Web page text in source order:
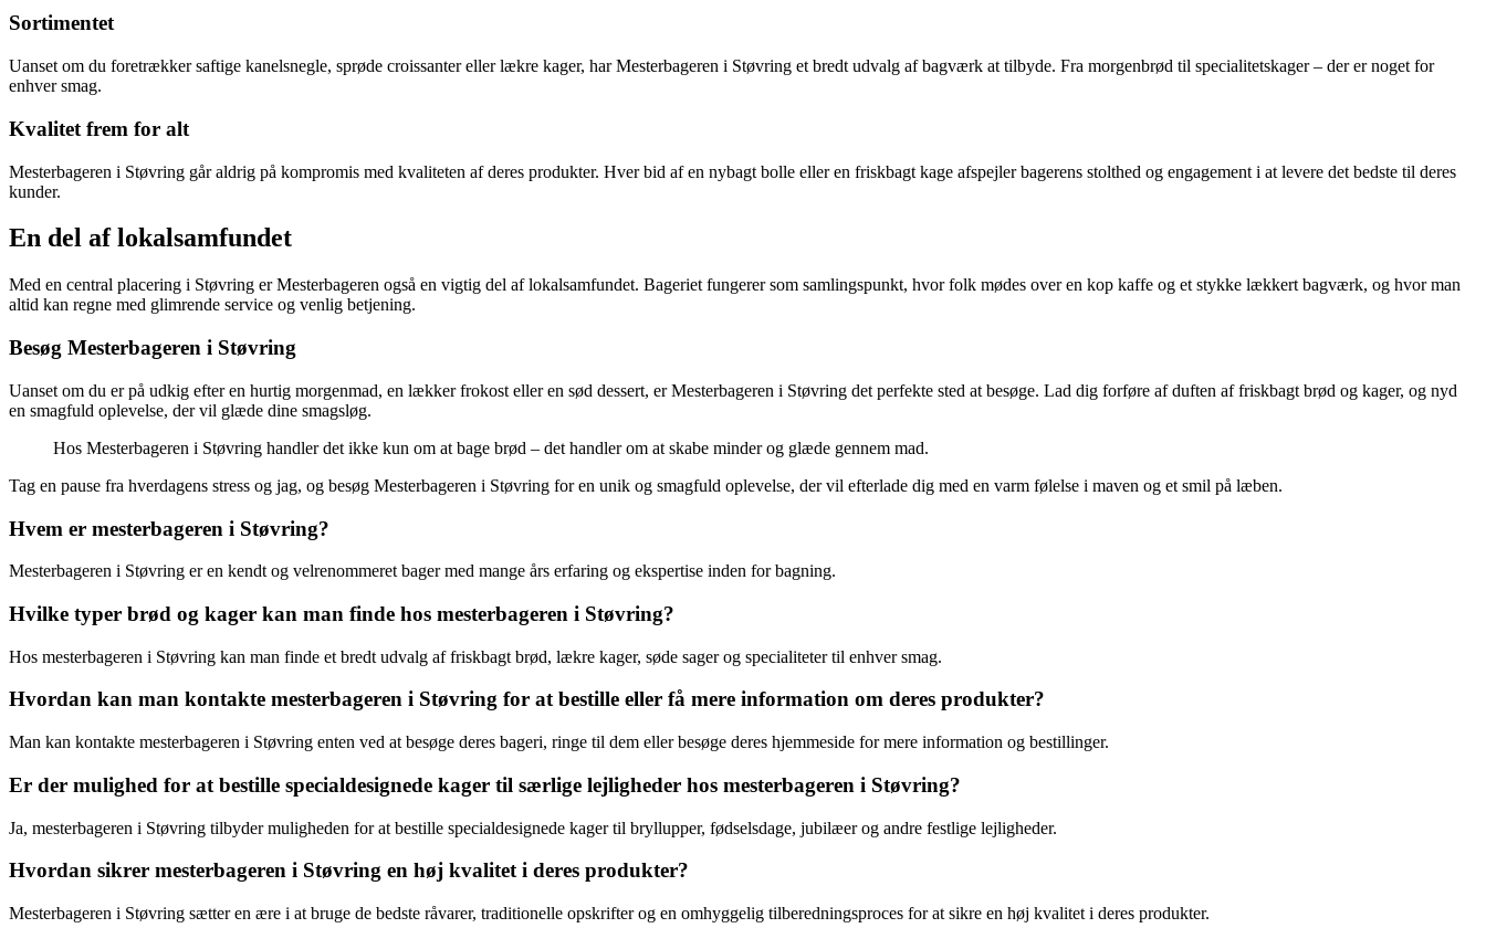
Sortimentet
Uanset om du foretrækker saftige kanelsnegle, sprøde croissanter eller lækre kager, har Mesterbageren i Støvring et bredt udvalg af bagværk at tilbyde. Fra morgenbrød til specialitetskager – der er noget for
enhver smag.
Kvalitet frem for alt
Mesterbageren i Støvring går aldrig på kompromis med kvaliteten af deres produkter. Hver bid af en nybagt bolle eller en friskbagt kage afspejler bagerens stolthed og engagement i at levere det bedste til deres
kunder.
En del af lokalsamfundet
Med en central placering i Støvring er Mesterbageren også en vigtig del af lokalsamfundet. Bageriet fungerer som samlingspunkt, hvor folk mødes over en kop kaffe og et stykke lækkert bagværk, og hvor man
altid kan regne med glimrende service og venlig betjening.
Besøg Mesterbageren i Støvring
Uanset om du er på udkig efter en hurtig morgenmad, en lækker frokost eller en sød dessert, er Mesterbageren i Støvring det perfekte sted at besøge. Lad dig forføre af duften af friskbagt brød og kager, og nyd
en smagfuld oplevelse, der vil glæde dine smagsløg.
Hos Mesterbageren i Støvring handler det ikke kun om at bage brød – det handler om at skabe minder og glæde gennem mad.
Tag en pause fra hverdagens stress og jag, og besøg Mesterbageren i Støvring for en unik og smagfuld oplevelse, der vil efterlade dig med en varm følelse i maven og et smil på læben.
Hvem er mesterbageren i Støvring?
Mesterbageren i Støvring er en kendt og velrenommeret bager med mange års erfaring og ekspertise inden for bagning.
Hvilke typer brød og kager kan man finde hos mesterbageren i Støvring?
Hos mesterbageren i Støvring kan man finde et bredt udvalg af friskbagt brød, lækre kager, søde sager og specialiteter til enhver smag.
Hvordan kan man kontakte mesterbageren i Støvring for at bestille eller få mere information om deres produkter?
Man kan kontakte mesterbageren i Støvring enten ved at besøge deres bageri, ringe til dem eller besøge deres hjemmeside for mere information og bestillinger.
Er der mulighed for at bestille specialdesignede kager til særlige lejligheder hos mesterbageren i Støvring?
Ja, mesterbageren i Støvring tilbyder muligheden for at bestille specialdesignede kager til bryllupper, fødselsdage, jubilæer og andre festlige lejligheder.
Hvordan sikrer mesterbageren i Støvring en høj kvalitet i deres produkter?
Mesterbageren i Støvring sætter en ære i at bruge de bedste råvarer, traditionelle opskrifter og en omhyggelig tilberedningsproces for at sikre en høj kvalitet i deres produkter.